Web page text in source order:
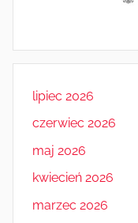
lipiec 2026
czerwiec 2026
maj 2026
kwiecień 2026
marzec 2026